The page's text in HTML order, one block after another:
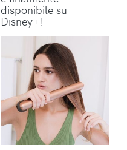
disponibile su
Disney+!